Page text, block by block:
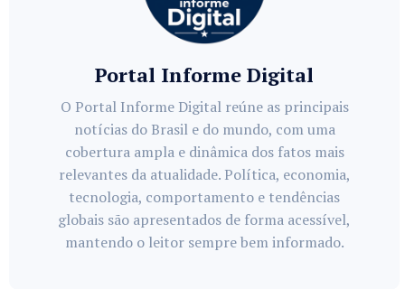
Portal Informe Digital
O Portal Informe Digital reúne as principais
notícias do Brasil e do mundo, com uma
cobertura ampla e dinâmica dos fatos mais
relevantes da atualidade. Política, economia,
tecnologia, comportamento e tendências
globais são apresentados de forma acessível,
mantendo o leitor sempre bem informado.